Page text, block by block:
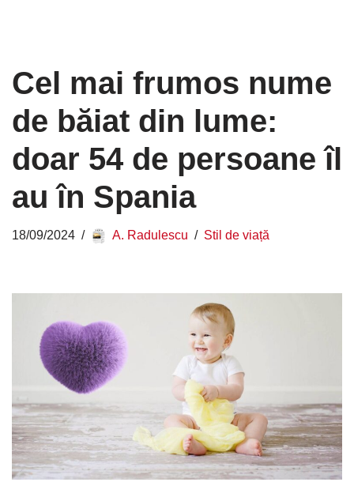
Cel mai frumos nume
de băiat din lume:
doar 54 de persoane îl
au în Spania
18/09/2024 A. Radulescu Stil de viață